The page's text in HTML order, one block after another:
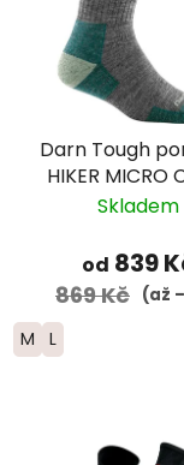
Darn Tough
HIKER MICRO
Midweight
Skladem
od 839
869 Kč (až
M L